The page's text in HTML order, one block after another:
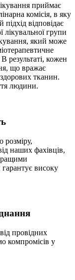
приймає
комісія, в яку
підхід відповідає
лікувальної групи
який може
результаті, кожен
що вражає
тканин.
людини.
розміру,
наших фахівців,
високу
провідних
компромісів у